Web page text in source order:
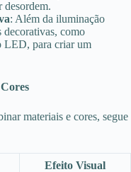
desordem.
: Além da iluminação
como
LED, para criar um
materiais e cores, segue
Efeito Visual